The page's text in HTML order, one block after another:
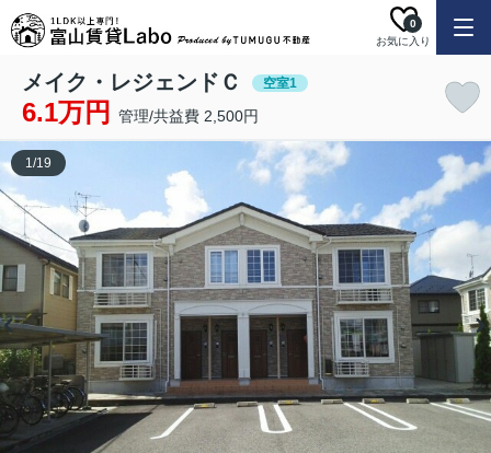
お気に入り
0
メイク・レジェンドＣ 空室1
6.1万円 管理/共益費 2,500円
1/19